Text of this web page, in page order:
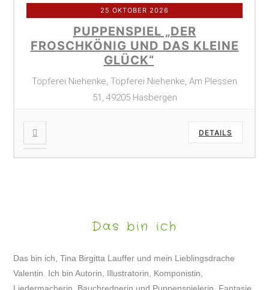
25 OKTOBER 2026
PUPPENSPIEL „DER
FROSCHKÖNIG UND DAS KLEINE
GLÜCK“
Töpferei Niehenke, Töpferei Niehenke, Am Plessen
51, 49205 Hasbergen
DETAILS
Das bin ich
Das bin ich, Tina Birgitta Lauffer und mein Lieblingsdrache
Valentin. Ich bin Autorin, Illustratorin, Komponistin,